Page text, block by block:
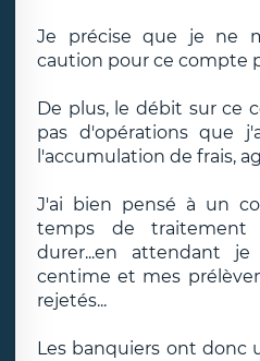
Je précise que je ne
caution pour ce compte
De plus, le débit sur ce
pas d'opérations que
l'accumulation de frais,
J'ai bien pensé à un
temps de
durer...en attendant
centime et mes
rejetés...
Les banquiers ont donc